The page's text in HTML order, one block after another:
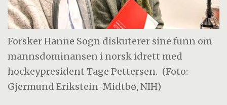
Forsker Hanne Sogn diskuterer sine funn om
mannsdominansen i norsk idrett med
hockeypresident Tage Pettersen. (Foto:
Gjermund Erikstein-Midtbø, NIH)